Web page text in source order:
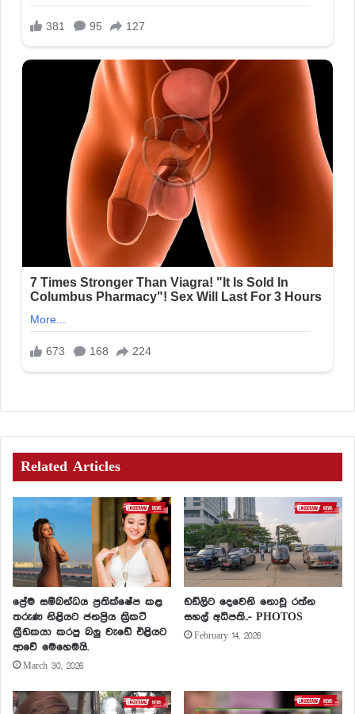
Related Articles
ප්‍රේම සම්බන්ධය ප්‍රතික්ෂේප කළ
තරුණ නිළියට ජනප්‍රිය ක්‍රිකට්
ක්‍රීඩකයා කරපු බලු වැඩේ එළියට
ආවේ මෙහෙමයි.
March 30, 2026
ඩඩ්ලිට දෙවෙනි නොවූ රත්න
සහල් අධිපති..- PHOTOS
February 14, 2026